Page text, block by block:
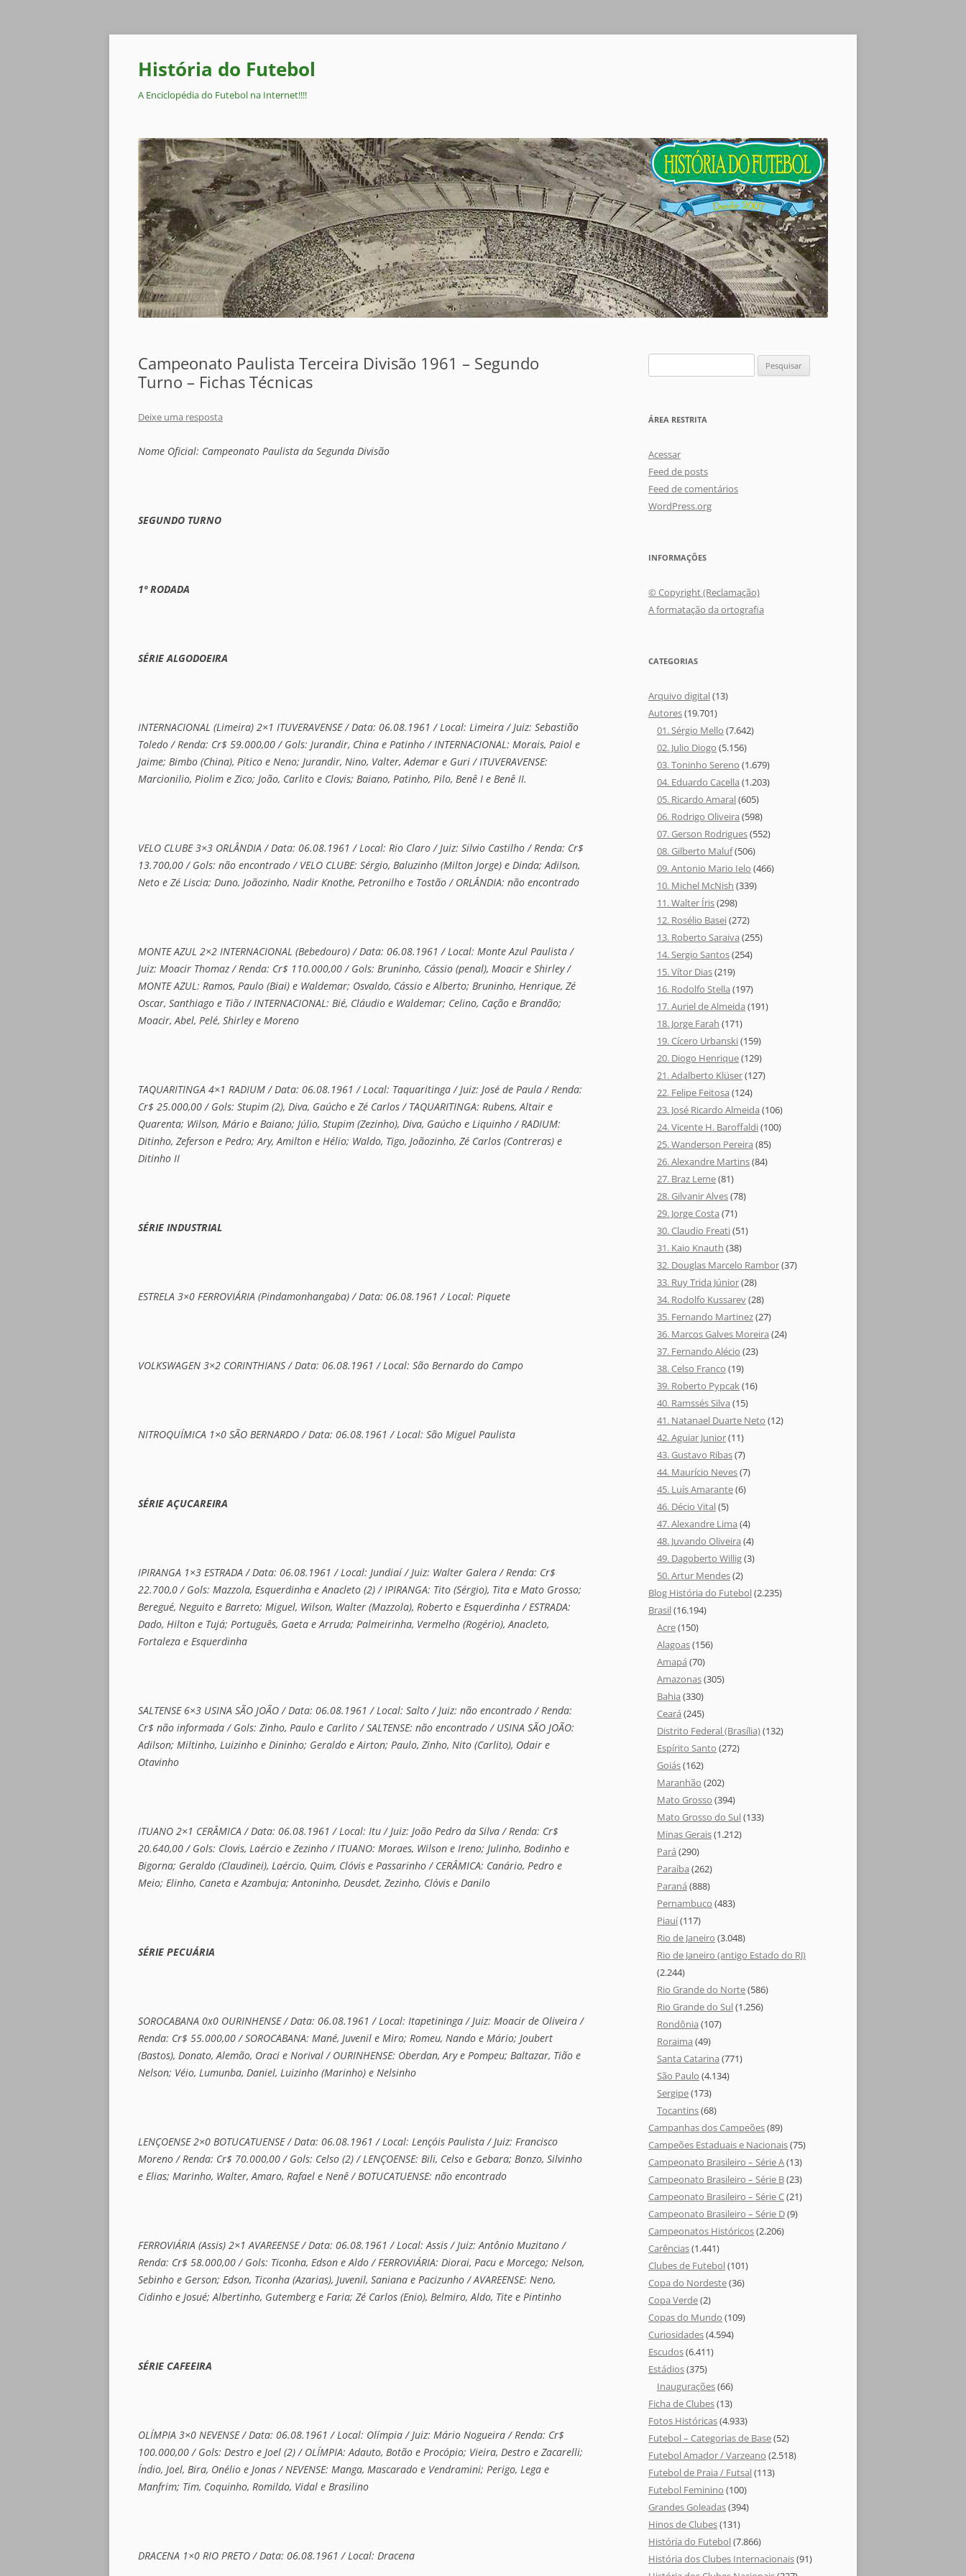
Pular
conteúdo
História do Futebol
A Enciclopédia do Futebol na Internet!!!!
Campeonato Paulista Terceira Divisão 1961 – Segundo
Turno – Fichas Técnicas
Deixe uma resposta
Nome Oficial: Campeonato Paulista da Segunda Divisão
SEGUNDO TURNO
1º RODADA
SÉRIE ALGODOEIRA
INTERNACIONAL (Limeira) 2×1 ITUVERAVENSE / Data: 06.08.1961 / Local: Limeira / Juiz: Sebastião
Toledo / Renda: Cr$ 59.000,00 / Gols: Jurandir, China e Patinho / INTERNACIONAL: Morais, Paiol e
Jaime; Bimbo (China), Pitico e Neno; Jurandir, Nino, Valter, Ademar e Guri / ITUVERAVENSE:
Marcionilio, Piolim e Zico; João, Carlito e Clovis; Baiano, Patinho, Pilo, Benê I e Benê II.
VELO CLUBE 3×3 ORLÂNDIA / Data: 06.08.1961 / Local: Rio Claro / Juiz: Silvio Castilho / Renda: Cr$
13.700,00 / Gols: não encontrado / VELO CLUBE: Sérgio, Baluzinho (Milton Jorge) e Dinda; Adilson,
Neto e Zé Liscia; Duno, Joãozinho, Nadir Knothe, Petronilho e Tostão / ORLÂNDIA: não encontrado
MONTE AZUL 2×2 INTERNACIONAL (Bebedouro) / Data: 06.08.1961 / Local: Monte Azul Paulista /
Juiz: Moacir Thomaz / Renda: Cr$ 110.000,00 / Gols: Bruninho, Cássio (penal), Moacir e Shirley /
MONTE AZUL: Ramos, Paulo (Biai) e Waldemar; Osvaldo, Cássio e Alberto; Bruninho, Henrique, Zé
Oscar, Santhiago e Tião / INTERNACIONAL: Bié, Cláudio e Waldemar; Celino, Cação e Brandão;
Moacir, Abel, Pelé, Shirley e Moreno
TAQUARITINGA 4×1 RADIUM / Data: 06.08.1961 / Local: Taquaritinga / Juiz: José de Paula / Renda:
Cr$ 25.000,00 / Gols: Stupim (2), Diva, Gaúcho e Zé Carlos / TAQUARITINGA: Rubens, Altair e
Quarenta; Wilson, Mário e Baiano; Júlio, Stupim (Zezinho), Diva, Gaúcho e Liquinho / RADIUM:
Ditinho, Zeferson e Pedro; Ary, Amilton e Hélio; Waldo, Tigo, Joãozinho, Zé Carlos (Contreras) e
Ditinho II
SÉRIE INDUSTRIAL
ESTRELA 3×0 FERROVIÁRIA (Pindamonhangaba) / Data: 06.08.1961 / Local: Piquete
VOLKSWAGEN 3×2 CORINTHIANS / Data: 06.08.1961 / Local: São Bernardo do Campo
NITROQUÍMICA 1×0 SÃO BERNARDO / Data: 06.08.1961 / Local: São Miguel Paulista
SÉRIE AÇUCAREIRA
IPIRANGA 1×3 ESTRADA / Data: 06.08.1961 / Local: Jundiaí / Juiz: Walter Galera / Renda: Cr$
22.700,0 / Gols: Mazzola, Esquerdinha e Anacleto (2) / IPIRANGA: Tito (Sérgio), Tita e Mato Grosso;
Beregué, Neguito e Barreto; Miguel, Wilson, Walter (Mazzola), Roberto e Esquerdinha / ESTRADA:
Dado, Hilton e Tujá; Português, Gaeta e Arruda; Palmeirinha, Vermelho (Rogério), Anacleto,
Fortaleza e Esquerdinha
SALTENSE 6×3 USINA SÃO JOÃO / Data: 06.08.1961 / Local: Salto / Juiz: não encontrado / Renda:
Cr$ não informada / Gols: Zinho, Paulo e Carlito / SALTENSE: não encontrado / USINA SÃO JOÃO:
Adilson; Miltinho, Luizinho e Dininho; Geraldo e Airton; Paulo, Zinho, Nito (Carlito), Odair e
Otavinho
ITUANO 2×1 CERÂMICA / Data: 06.08.1961 / Local: Itu / Juiz: João Pedro da Silva / Renda: Cr$
20.640,00 / Gols: Clovis, Laércio e Zezinho / ITUANO: Moraes, Wilson e Ireno; Julinho, Bodinho e
Bigorna; Geraldo (Claudinei), Laércio, Quim, Clóvis e Passarinho / CERÂMICA: Canário, Pedro e
Meio; Elinho, Caneta e Azambuja; Antoninho, Deusdet, Zezinho, Clóvis e Danilo
SÉRIE PECUÁRIA
SOROCABANA 0x0 OURINHENSE / Data: 06.08.1961 / Local: Itapetininga / Juiz: Moacir de Oliveira /
Renda: Cr$ 55.000,00 / SOROCABANA: Mané, Juvenil e Miro; Romeu, Nando e Mário; Joubert
(Bastos), Donato, Alemão, Oraci e Norival / OURINHENSE: Oberdan, Ary e Pompeu; Baltazar, Tião e
Nelson; Véio, Lumunba, Daniel, Luizinho (Marinho) e Nelsinho
LENÇOENSE 2×0 BOTUCATUENSE / Data: 06.08.1961 / Local: Lençóis Paulista / Juiz: Francisco
Moreno / Renda: Cr$ 70.000,00 / Gols: Celso (2) / LENÇOENSE: Bili, Celso e Gebara; Bonzo, Silvinho
e Elias; Marinho, Walter, Amaro, Rafael e Nenê / BOTUCATUENSE: não encontrado
FERROVIÁRIA (Assis) 2×1 AVAREENSE / Data: 06.08.1961 / Local: Assis / Juiz: Antônio Muzitano /
Renda: Cr$ 58.000,00 / Gols: Ticonha, Edson e Aldo / FERROVIÁRIA: Diorai, Pacu e Morcego; Nelson,
Sebinho e Gerson; Edson, Ticonha (Azarias), Juvenil, Saniana e Pacizunho / AVAREENSE: Neno,
Cidinho e Josué; Albertinho, Gutemberg e Faria; Zé Carlos (Enio), Belmiro, Aldo, Tite e Pintinho
SÉRIE CAFEEIRA
OLÍMPIA 3×0 NEVENSE / Data: 06.08.1961 / Local: Olímpia / Juiz: Mário Nogueira / Renda: Cr$
100.000,00 / Gols: Destro e Joel (2) / OLÍMPIA: Adauto, Botão e Procópio; Vieira, Destro e Zacarelli;
Índio, Joel, Bira, Onélio e Jonas / NEVENSE: Manga, Mascarado e Vendramini; Perigo, Lega e
Manfrim; Tim, Coquinho, Romildo, Vidal e Brasilino
DRACENA 1×0 RIO PRETO / Data: 06.08.1961 / Local: Dracena
por:
ÁREA RESTRITA
Acessar
Feed de posts
Feed de comentários
WordPress.org
INFORMAÇÕES
© Copyright (Reclamação)
A formatação da ortografia
CATEGORIAS
Arquivo digital(13)
Autores(19.701)
01. Sérgio Mello (7.642)
02. Julio Diogo (5.156)
03. Toninho Sereno (1.679)
04. Eduardo Cacella (1.203)
05. Ricardo Amaral(605)
06. Rodrigo Oliveira (598)
07. Gerson Rodrigues(552)
08. Gilberto Maluf(506)
09. Antonio Mario Ielo (466)
10. Michel McNish (339)
11. Walter Íris(298)
12. Rosélio Basei(272)
13. Roberto Saraiva (255)
14. Sergio Santos(254)
15. Vítor Dias(219)
16. Rodolfo Stella (197)
17. Auriel de Almeida (191)
18. Jorge Farah (171)
19. Cícero Urbanski(159)
20. Diogo Henrique(129)
21. Adalberto Klüser(127)
22. Felipe Feitosa (124)
23. José Ricardo Almeida (106)
24. Vicente H. Baroffaldi(100)
25. Wanderson Pereira (85)
26. Alexandre Martins(84)
27. Braz Leme(81)
28. Gilvanir Alves(78)
29. Jorge Costa (71)
30. Claudio Freati(51)
31. Kaio Knauth (38)
32. Douglas Marcelo Rambor(37)
33. Ruy Trida Júnior(28)
34. Rodolfo Kussarev(28)
35. Fernando Martinez(27)
36. Marcos Galves Moreira (24)
37. Fernando Alécio (23)
38. Celso Franco (19)
39. Roberto Pypcak(16)
40. Ramssés Silva (15)
41. Natanael Duarte Neto (12)
42. Aguiar Junior(11)
43. Gustavo Ribas(7)
44. Maurício Neves(7)
45. Luís Amarante(6)
46. Décio Vital(5)
47. Alexandre Lima (4)
48. Juvando Oliveira (4)
49. Dagoberto Willig(3)
50. Artur Mendes(2)
Blog História do Futebol(2.235)
Brasil(16.194)
Acre(150)
Alagoas(156)
Amapá (70)
Amazonas(305)
Bahia (330)
Ceará (245)
Distrito Federal (Brasília)(132)
Espírito Santo (272)
Goiás(162)
Maranhão (202)
Mato Grosso (394)
Mato Grosso do Sul(133)
Minas Gerais(1.212)
Pará (290)
Paraíba (262)
Paraná (888)
Pernambuco (483)
Piauí(117)
Rio de Janeiro (3.048)
Rio de Janeiro (antigo Estado do RJ)
(2.244)
Rio Grande do Norte(586)
Rio Grande do Sul(1.256)
Rondônia (107)
Roraima (49)
Santa Catarina (771)
São Paulo (4.134)
Sergipe(173)
Tocantins(68)
Campanhas dos Campeões(89)
Campeões Estaduais e Nacionais(75)
Campeonato Brasileiro – Série A(13)
Campeonato Brasileiro – Série B(23)
Campeonato Brasileiro – Série C(21)
Campeonato Brasileiro – Série D(9)
Campeonatos Históricos(2.206)
Carências(1.441)
Clubes de Futebol(101)
Copa do Nordeste(36)
Copa Verde(2)
Copas do Mundo (109)
Curiosidades(4.594)
Escudos(6.411)
Estádios(375)
Inaugurações(66)
Ficha de Clubes(13)
Fotos Históricas(4.933)
Futebol – Categorias de Base(52)
Futebol Amador / Varzeano (2.518)
Futebol de Praia / Futsal(113)
Futebol Feminino (100)
Grandes Goleadas(394)
Hinos de Clubes(131)
História do Futebol(7.866)
História dos Clubes Internacionais(91)